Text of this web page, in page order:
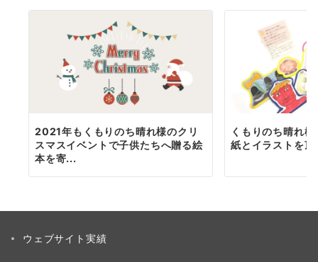
2021年もくもりのち晴れ様のクリ
スマスイベントで子供たちへ贈る絵
本を寄...
くもりのち晴れ
紙とイラストを頂
ウェブサイト実績